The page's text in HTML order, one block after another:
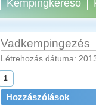
Kempingkereső
Vadkempingezés
Létrehozás dátuma:
1
Hozzászólások